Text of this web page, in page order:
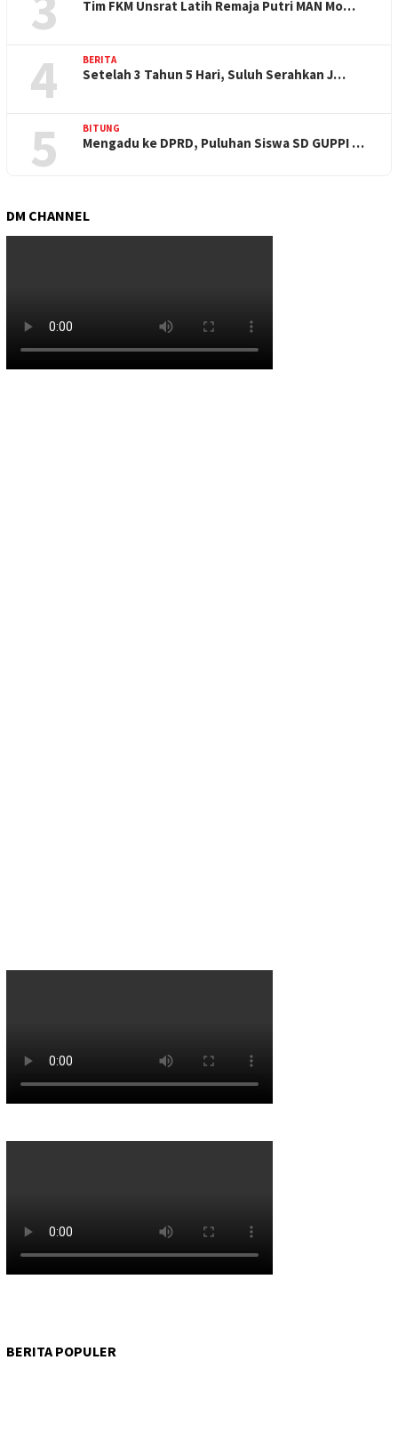
Tim FKM Unsrat Latih Remaja Putri MAN Mo…
4 BERITA
Setelah 3 Tahun 5 Hari, Suluh Serahkan J…
5 BITUNG
Mengadu ke DPRD, Puluhan Siswa SD GUPPI …
DM CHANNEL
BERITA POPULER